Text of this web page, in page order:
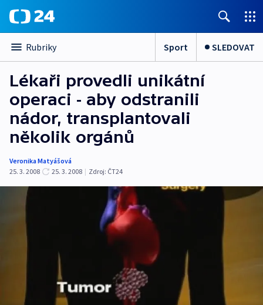
Rubriky Sport SLEDOVAT
Lékaři provedli unikátní
operaci - aby odstranili
nádor, transplantovali
několik orgánů
Veronika Matyášová
25. 3. 2008
25. 3. 2008 | Zdroj: ČT24